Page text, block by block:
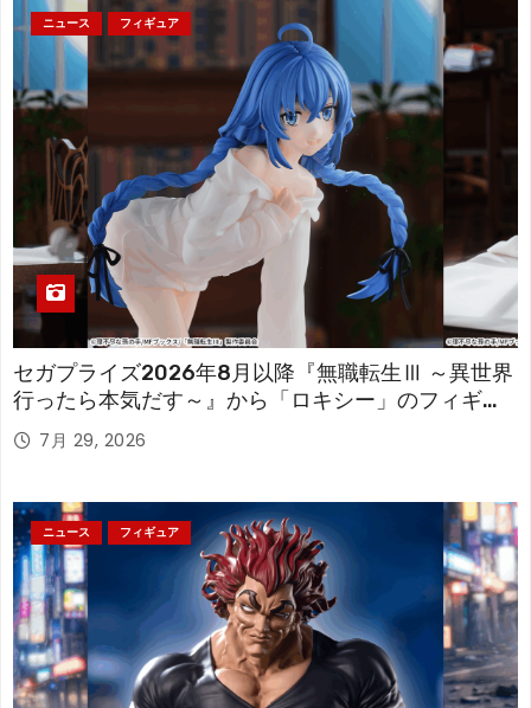
ニュース フィギュア
セガプライズ2026年8月以降『無職転生Ⅲ ～異世界
行ったら本気だす～』から「ロキシー」のフィギュ
アが登場！
7月 29, 2026
ニュース フィギュア